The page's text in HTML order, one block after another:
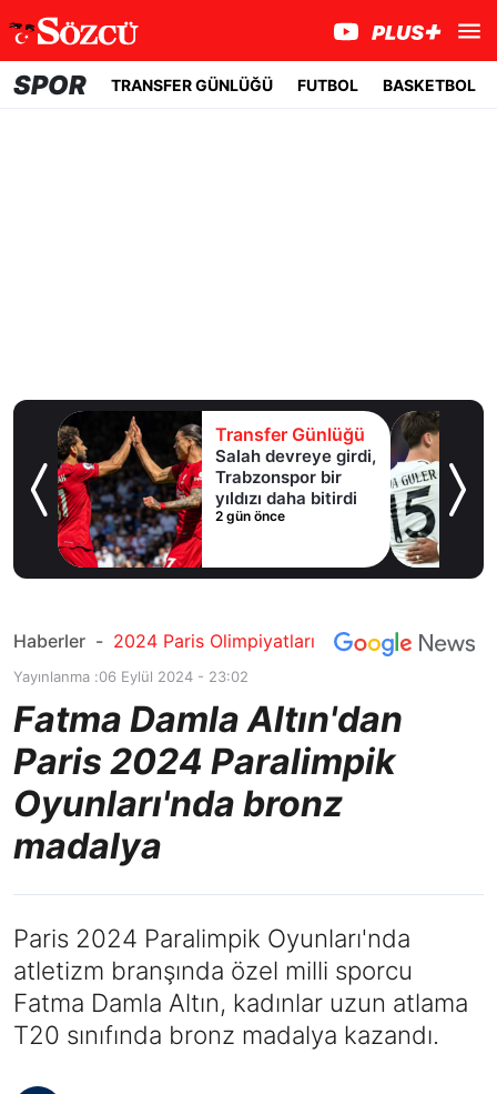
SPOR TRANSFER GÜNLÜĞÜ FUTBOL BASKETBOL
Transfer Günlüğü
Salah devreye girdi,
Trabzonspor bir
yıldızı daha bitirdi
2 gün önce
Haberler - 2024 Paris Olimpiyatları
Yayınlanma :06 Eylül 2024 - 23:02
Fatma Damla Altın'dan
Paris 2024 Paralimpik
Oyunları'nda bronz
madalya
Paris 2024 Paralimpik Oyunları'nda
atletizm branşında özel milli sporcu
Fatma Damla Altın, kadınlar uzun atlama
T20 sınıfında bronz madalya kazandı.